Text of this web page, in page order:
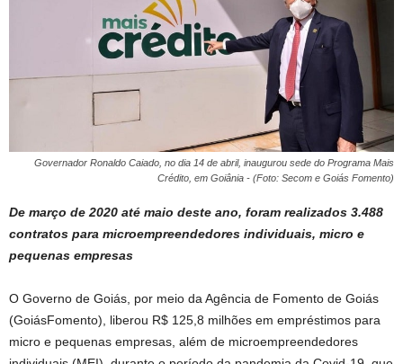
Governador Ronaldo Caiado, no dia 14 de abril, inaugurou sede do Programa Mais
Crédito, em Goiânia - (Foto: Secom e Goiás Fomento)
De março de 2020 até maio deste ano, foram realizados 3.488
contratos para microempreendedores individuais, micro e
pequenas empresas
O Governo de Goiás, por meio da Agência de Fomento de Goiás
(GoiásFomento), liberou R$ 125,8 milhões em empréstimos para
micro e pequenas empresas, além de microempreendedores